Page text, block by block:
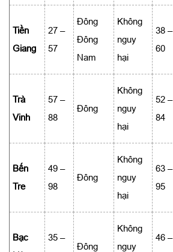
Tiền
Giang
27 –
57
Đông
Đông
Nam
Không
nguy
hại
38 –
60
Trà
Vinh
57 –
88
Đông
Không
nguy
hại
52 –
84
Bến
Tre
49 –
98
Đông
Không
nguy
hại
63 –
95
Bạc
35 –
Đông
Không
nguy
46 –